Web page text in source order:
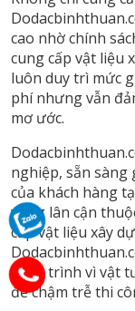
cao nhờ chính
cung cấp vật liệu
luôn duy trì mức
phí nhưng vẫn
mơ ước.
nghiệp, sẵn sàng
của khách hàng
vùng lân cận
cấp vật liệu xây
công trình vì vật
để chậm trễ thi